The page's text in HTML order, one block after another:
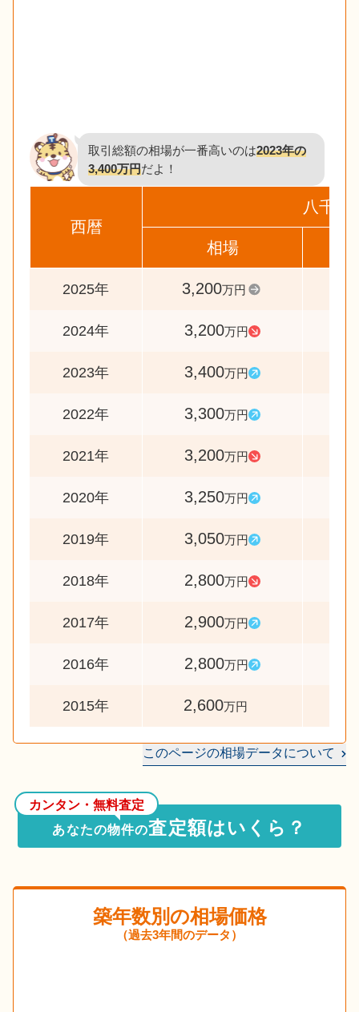
取引総額の相場が一番高いのは2023年の
3,400万円だよ！
西暦
八千代
相場
2025年 3,200万円
2024年 3,200万円
2023年 3,400万円
2022年 3,300万円
2021年 3,200万円
2020年 3,250万円
2019年 3,050万円
2018年 2,800万円
2017年 2,900万円
2016年 2,800万円
2015年 2,600万円
このページの相場データについて
カンタン・無料査定
あなたの物件の査定額はいくら？
築年数別の相場価格
（過去3年間のデータ）